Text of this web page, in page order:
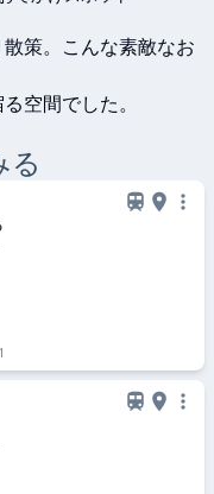
策。こんな素敵なお
空間でした。
る
1